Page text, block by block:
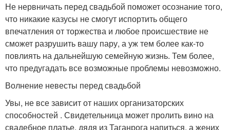
Не нервничать перед свадьбой поможет осознание того,
что никакие казусы не смогут испортить общего
впечатления от торжества и любое происшествие не
сможет разрушить вашу пару, а уж тем более как-то
повлиять на дальнейшую семейную жизнь. Тем более,
что предугадать все возможные проблемы невозможно.
Волнение невесты перед свадьбой
Увы, не все зависит от наших организаторских
способностей . Свидетельница может пролить вино на
свадебное платье, дядя из Таганрога напиться, а жених